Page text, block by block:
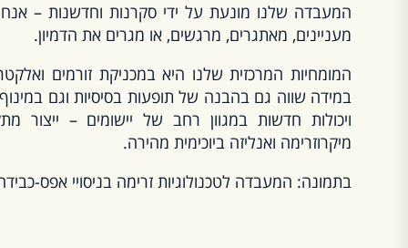
המעבדה שלנו מונעת על ידי סקרנות וחדשנות –
מעניינים, מאתגרים, מרגשים, או מגרים את הדמיון.
המומחיות המרכזית שלנו היא במכניקת זורמים
במידה שווה גם בהבנה של תופעות בסיסיות וגם
ויכולות חדשות במגוון רחב של יישומים – ייצור
מיקרוזרימה ואנליזה ביוכימית מהירה.
בתמונה: המעבדה לטכנולוגיות זרימה בניסויי אפס-